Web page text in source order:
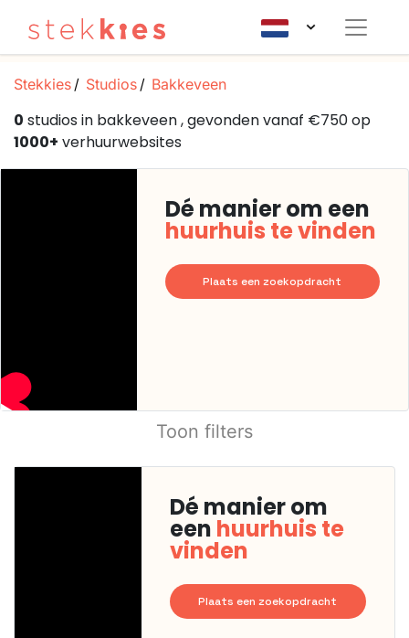
Stekkies Studios Bakkeveen
0 studios in bakkeveen , gevonden vanaf €750 op
1000+ verhuurwebsites
Dé manier om een
huurhuis te vinden
Plaats een zoekopdracht
Toon filters
Dé manier om
een huurhuis te
vinden
Plaats een zoekopdracht